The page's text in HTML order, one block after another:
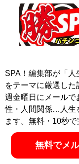
を執筆している。
X（旧Twitter）：
記事一覧へ
SPA！編集部が「人
をテーマに厳選し
週金曜日にメールで
性・人間関係…人生
ます。無料・10秒で
無料でメ